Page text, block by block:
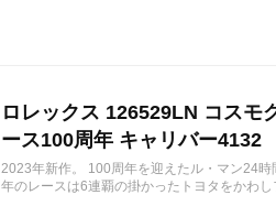
ロレックス 126529LN コスモ
ース100周年 キャリバー4132
2023年新作。 100周年を迎えたル・マン24
年のレースは6連覇の掛かったトヨタをかわ